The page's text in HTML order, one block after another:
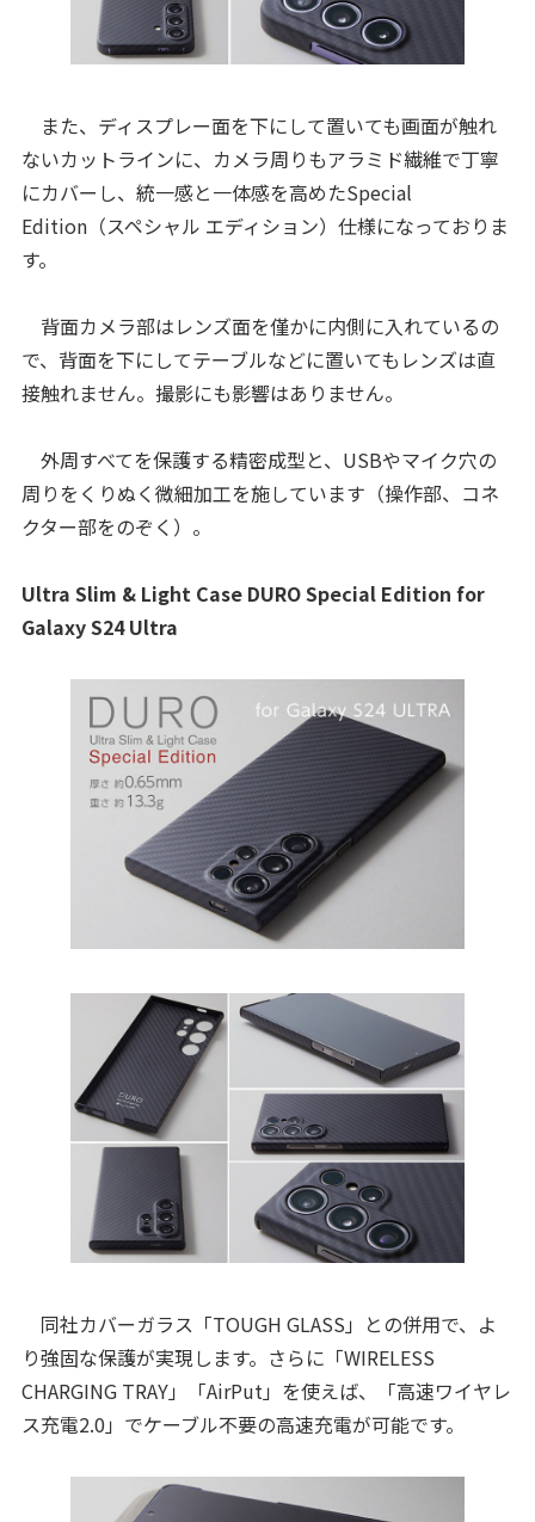
また、ディスプレー面を下にして置いても画面が触れ
ないカットラインに、カメラ周りもアラミド繊維で丁寧
にカバーし、統一感と一体感を高めたSpecial
Edition（スペシャル エディション）仕様になっておりま
す。
背面カメラ部はレンズ面を僅かに内側に入れているの
で、背面を下にしてテーブルなどに置いてもレンズは直
接触れません。撮影にも影響はありません。
外周すべてを保護する精密成型と、USBやマイク穴の
周りをくりぬく微細加工を施しています（操作部、コネ
クター部をのぞく）。
Ultra Slim & Light Case DURO Special Edition for
Galaxy S24 Ultra
同社カバーガラス「TOUGH GLASS」との併用で、よ
り強固な保護が実現します。さらに「WIRELESS
CHARGING TRAY」「AirPut」を使えば、「高速ワイヤレ
ス充電2.0」でケーブル不要の高速充電が可能です。